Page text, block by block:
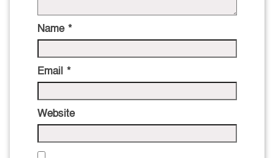
Name *
Email *
Website